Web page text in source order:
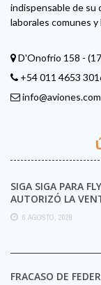
indispensable de su
laborales comunes
D'Onofrio 158 -
+54 011 4653
info@aviones.com
SIGA SIGA PARA
AUTORIZÓ LA
6 AGOSTO, 2026
FRACASO DE